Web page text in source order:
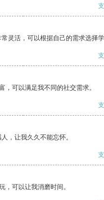
灵活，可以根据自己的需求选择学
，可以满足我不同的社交需求。
，让我久久不能忘怀。
，可以让我消磨时间。